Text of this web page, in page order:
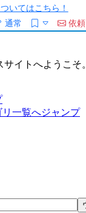
いてはこちら！
通常
依頼